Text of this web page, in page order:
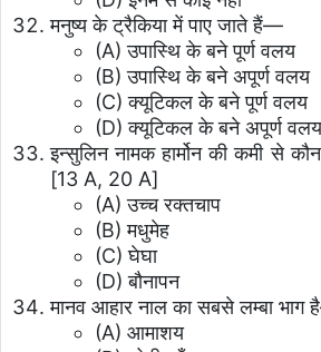
मनुष्य के ट्रैकिया में पाए जाते हैं—
(A) उपास्थि के बने पूर्ण वलय
(B) उपास्थि के बने अपूर्ण वलय
(C) क्यूटिकल के बने पूर्ण वलय
(D) क्यूटिकल के बने अपूर्ण वलय
इन्सुलिन नामक हार्मोन की कमी से
[13 A, 20 A]
(A) उच्च रक्तचाप
(B) मधुमेह
(C) घेघा
(D) बौनापन
मानव आहार नाल का सबसे लम्बा
(A) आमाशय